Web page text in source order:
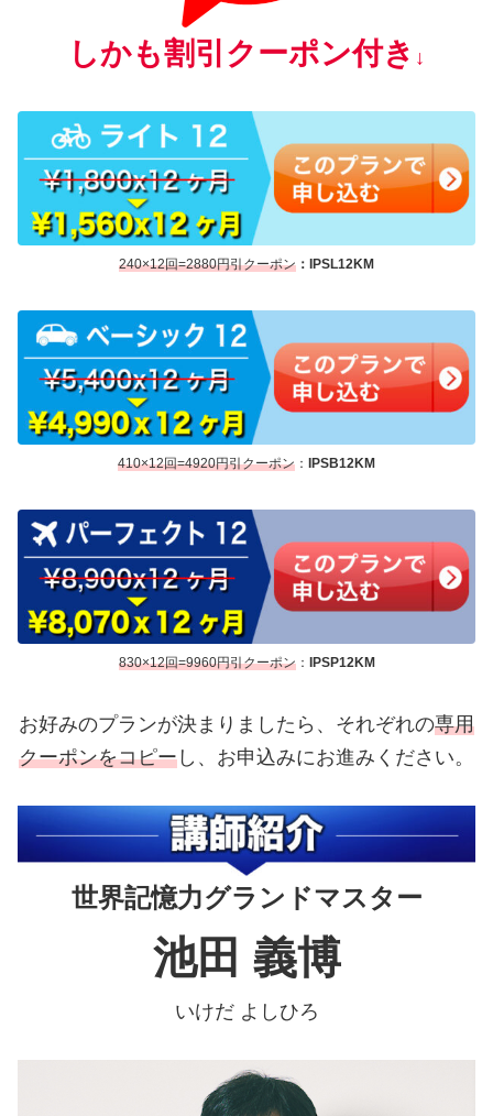
しかも割引クーポン付き ↓
240×12回=2880円引クーポン ： IPSL12KM
410×12回=4920円引クーポン ： IPSB12KM
830×12回=9960円引クーポン： IPSP12KM
お好みのプランが決まりましたら、それぞれの専用
クーポンをコピー し、お申込みにお進みください。
世界記憶力グランドマスター
池田 義博
いけだ よしひろ